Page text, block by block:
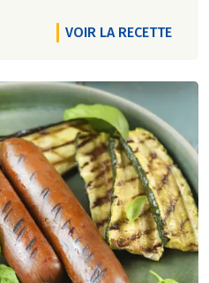
VOIR LA RECETTE